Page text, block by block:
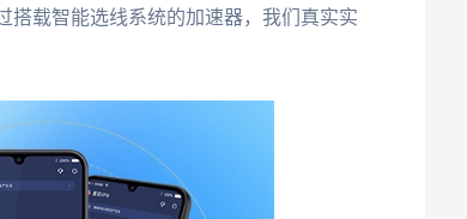
搭载智能选线系统的加速器，我们真实实